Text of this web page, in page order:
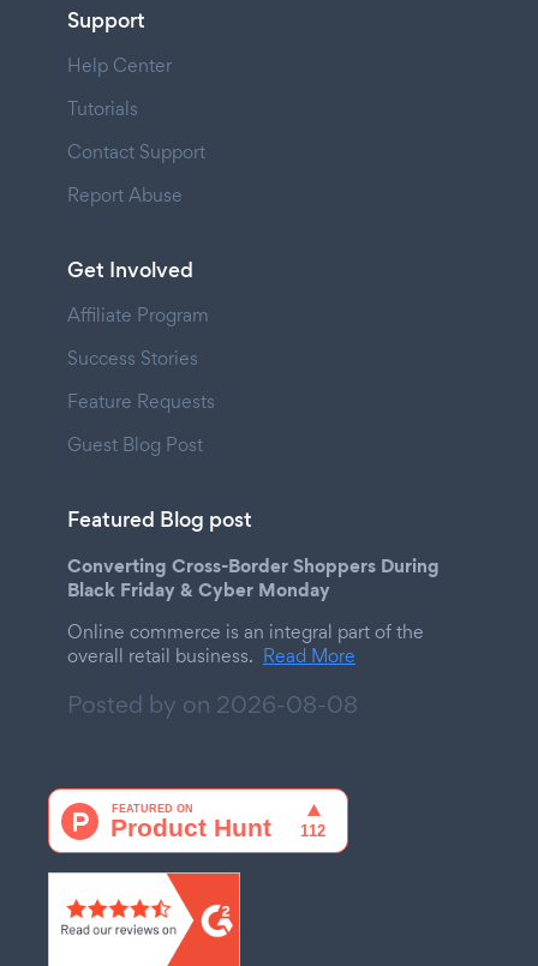
Support
Help Center
Tutorials
Contact Support
Report Abuse
Get Involved
Affiliate Program
Success Stories
Feature Requests
Guest Blog Post
Featured Blog post
Converting Cross-Border Shoppers During
Black Friday & Cyber Monday
Online commerce is an integral part of the
overall retail business. Read More
Posted by on 2026-08-08